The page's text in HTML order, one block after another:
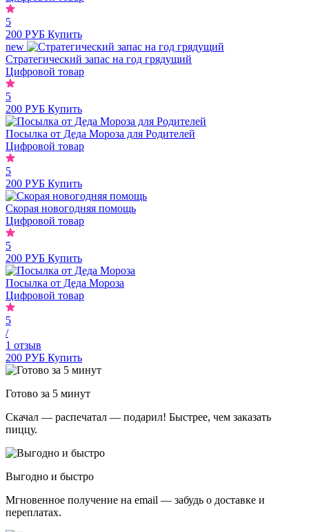
5
200 РУБ Купить
new
Стратегический запас на год грядущий
Цифровой товар
5
200 РУБ Купить
Посылка от Деда Мороза для Родителей
Цифровой товар
5
200 РУБ Купить
Скорая новогодняя помощь
Цифровой товар
5
200 РУБ Купить
Посылка от Деда Мороза
Цифровой товар
5
/
1 отзыв
200 РУБ Купить
Готово за 5 минут
Скачал — распечатал — подарил! Быстрее, чем заказать
пиццу.
Выгодно и быстро
Мгновенное получение на email — забудь о доставке и
переплатах.